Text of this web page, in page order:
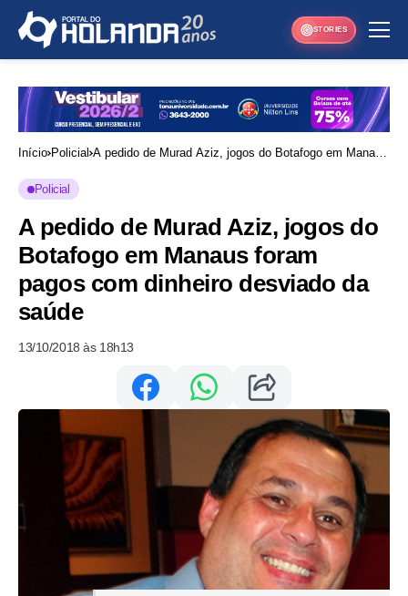
STORIES
Início Policial A pedido de Murad Aziz, jogos do Botafogo em Manaus
Policial
A pedido de Murad Aziz, jogos do
Botafogo em Manaus foram
pagos com dinheiro desviado da
saúde
13/10/2018 às 18h13